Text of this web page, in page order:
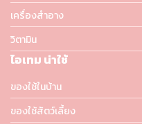
เครื่องสำอาง
วิตามิน
ไอเทม น่าใช้
ของใช้ในบ้าน
ของใช้สัตว์เลี้ยง